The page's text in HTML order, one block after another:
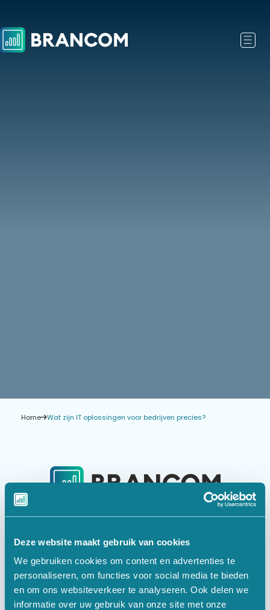
Deze website maakt gebruik van cookies
We gebruiken cookies om content en advertenties te
personaliseren, om functies voor social media te bieden
en om ons websiteverkeer te analyseren. Ook delen we
informatie over uw gebruik van onze site met onze
Home Wat zijn IT oplossingen voor bedrijven precies?
Informatief